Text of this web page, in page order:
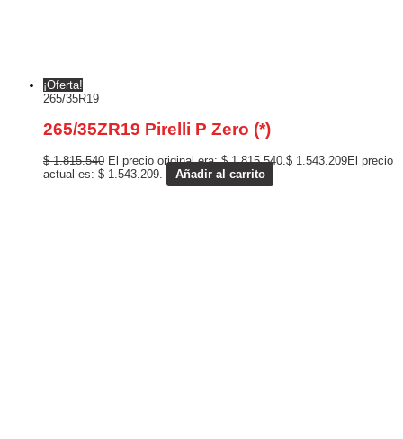
¡Oferta!
265/35R19
265/35ZR19 Pirelli P Zero (*)
$1.815.540 El precio original era: $ 1.815.540.$ 1.543.209El precio
actual es: $ 1.543.209.
Añadir al carrito